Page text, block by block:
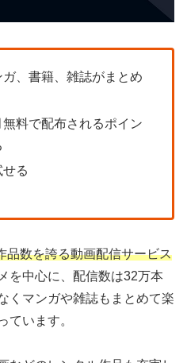
、書籍、雑誌がまとめ
料で配布されるポイン
る
品数を誇る動画配信サービス
を中心に、配信数は32万本
くマンガや雑誌もまとめて楽
ています。